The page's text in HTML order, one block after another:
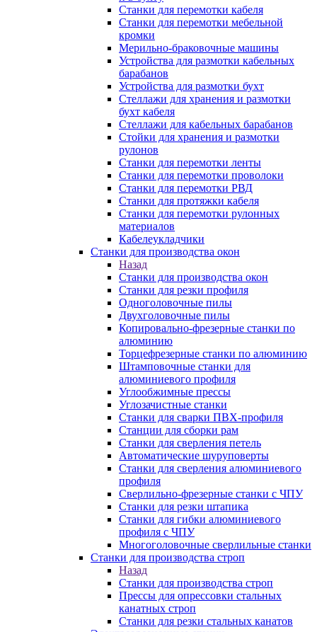
Станки для перемотки кабеля
Станки для перемотки мебельной
кромки
Мерильно-браковочные машины
Устройства для размотки кабельных
барабанов
Устройства для размотки бухт
Стеллажи для хранения и размотки
бухт кабеля
Стеллажи для кабельных барабанов
Стойки для хранения и размотки
рулонов
Станки для перемотки ленты
Станки для перемотки проволоки
Станки для перемотки РВД
Станки для протяжки кабеля
Станки для перемотки рулонных
материалов
Кабелеукладчики
Станки для производства окон
Назад
Станки для производства окон
Станки для резки профиля
Одноголовочные пилы
Двухголовочные пилы
Копировально-фрезерные станки по
алюминию
Торцефрезерные станки по алюминию
Штамповочные станки для
алюминиевого профиля
Углообжимные прессы
Углозачистные станки
Станки для сварки ПВХ-профиля
Станции для сборки рам
Станки для сверления петель
Автоматические шуруповерты
Станки для сверления алюминиевого
профиля
Сверлильно-фрезерные станки с ЧПУ
Станки для резки штапика
Станки для гибки алюминиевого
профиля с ЧПУ
Многоголовочные сверлильные станки
Станки для производства строп
Назад
Станки для производства строп
Прессы для опрессовки стальных
канатных строп
Станки для резки стальных канатов